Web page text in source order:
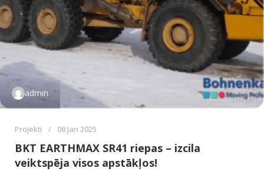
admin
Projekti 08 Jan 2025
BKT EARTHMAX SR41 riepas – izcila
veiktspēja visos apstākļos!